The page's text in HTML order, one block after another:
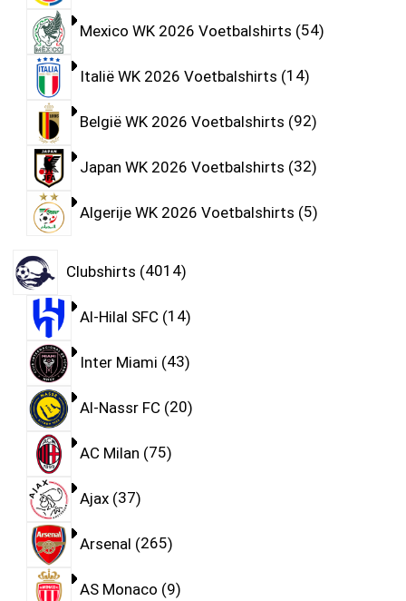
Mexico WK 2026 Voetbalshirts 54
Italië WK 2026 Voetbalshirts 14
België WK 2026 Voetbalshirts 92
Japan WK 2026 Voetbalshirts 32
Algerije WK 2026 Voetbalshirts 5
Clubshirts 4014
Al-Hilal SFC 14
Inter Miami 43
Al-Nassr FC 20
AC Milan 75
Ajax 37
Arsenal 265
AS Monaco 9